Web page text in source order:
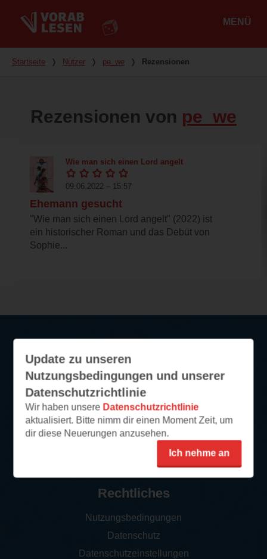
MENÜ
Du bist hier
Startseite ❭ Nutzer ❭ pe_we ❭ Rezensionen
Rezensionen von pe_we
Wie man sich einen Lord angelt
09.06.2022 – 15:57
Ehemann gesucht
"Wie man sich einen Lord angelt" (2022) ist
ein historischer Roman und das Debüt von
Sophie...
Update zu unseren
Nutzungsbedingungen und unserer
Datenschutzrichtlinie
Wir haben unsere Datenschutzrichtlinie
aktualisiert. Bitte nimm dir einen Moment Zeit, um
dir diese Neuerungen anzusehen.
Ich nehme an
Service
So funktioniert‘s
FAQ
Newsletter abonnieren
Kontakt/Support
Rechtliches
Nutzungsbedingungen
Datenschutz
Datenschutzeinstellungen